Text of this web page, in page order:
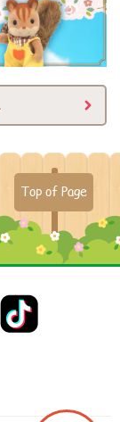
Top of Page